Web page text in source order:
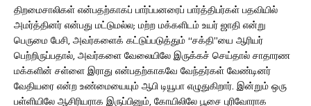
திறமைசாலிகள் என்பதற்காகப் பார்ப்பனரைப் பார்த்திபர்கள் பதவியில்
அமர்த்தினர் என்பது மட்டுமல்ல; மற்ற மக்களிடம் உயர் ஜாதி என்று
பெருமை பேசி, அவர்களைக் கட்டுப்படுத்தும் “சக்தி”யை ஆரியர்
பெற்றிருப்பதால், அவர்களை வேலையிலே இருக்கச் செய்தால் சாதாரண
மக்களின் சள்ளை இராது என்பதற்காகவே வேந்தர்கள் வேண்டினர்
வேதியரை என்ற உண்மையையும் ஆபி டியூபா எழுதுகிறார். இன்றும் ஒரு
பள்ளியிலே ஆசிரியராக இருப்பினும், கோயிலிலே பூசை புரிவோராக